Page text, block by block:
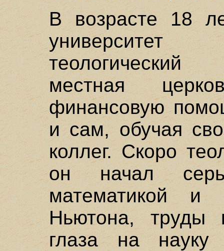
В возрасте 18
местная
финансовую
и сам, обучая
коллег. Скоро
он начал
математикой и
Ньютона, труды
глаза на науку